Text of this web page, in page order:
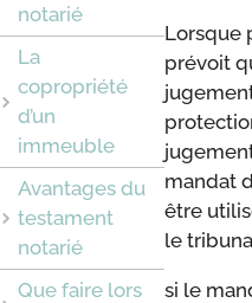
notarié
La
copropriété
d’un
immeuble
Avantages du
testament
notarié
Que faire lors
Lorsque
prévoit
mandat
être
le
si le